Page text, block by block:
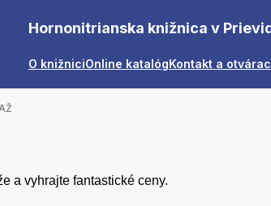
Hornonitrianska knižnica v
O knižniciOnline katalógKontakt a
a vyhrajte fantastické ceny.